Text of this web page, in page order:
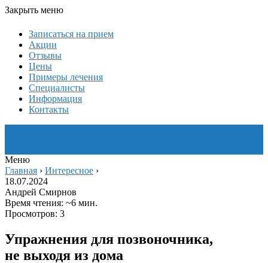
Закрыть меню
Записаться на прием
Акции
Отзывы
Цены
Примеры лечения
Специалисты
Информация
Контакты
Меню
Главная › Интересное ›
18.07.2024
Андрей Смирнов
Время чтения: ~6 мин.
Просмотров: 3
Упражнения для позвоночника,
не выходя из дома